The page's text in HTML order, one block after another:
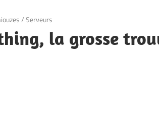
/Serveurs
la grosse